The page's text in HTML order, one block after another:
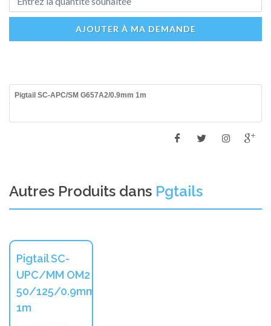
AJOUTER À MA DEMANDE
Pigtail SC-APC/SM G657A2/0.9mm 1m
Autres Produits dans Pgtails
Pigtail SC-
UPC/MM OM2
50/125/0.9mm
1m